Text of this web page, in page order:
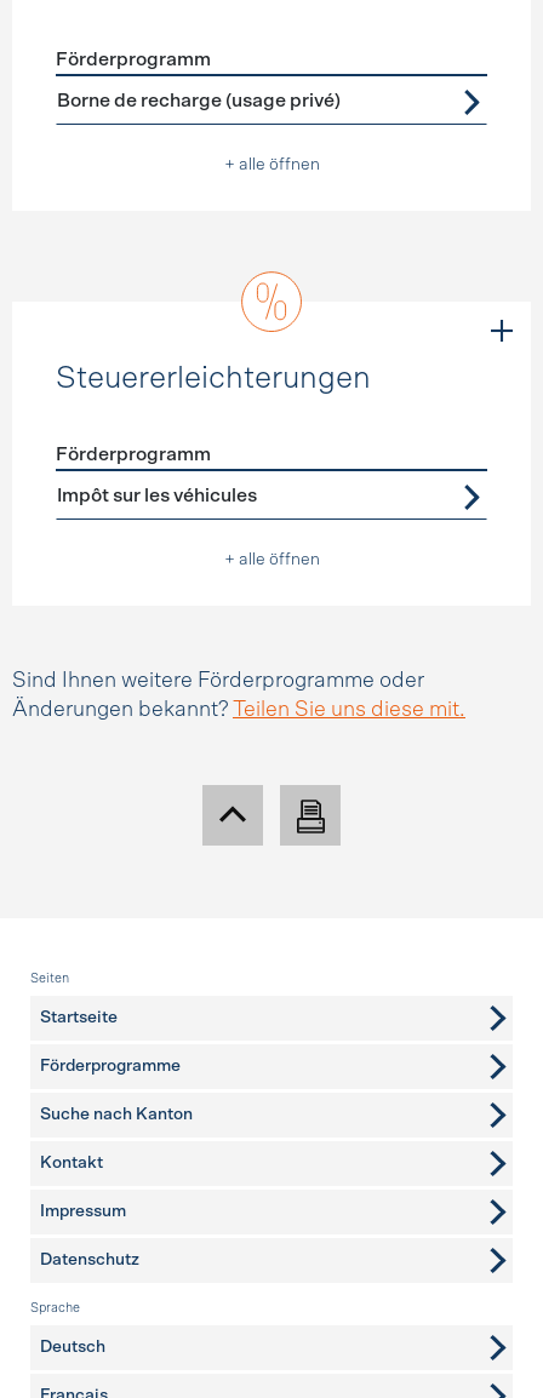
Förderprogramme Ladeinfrastruktur
Förderprogramm
Borne de recharge (usage privé)
+ alle öffnen
Steuererleichterungen
Förderprogramme Steuererleichterungen
Förderprogramm
Impôt sur les véhicules
+ alle öffnen
Sind Ihnen weitere Förderprogramme oder
Änderungen bekannt?
Teilen Sie uns diese mit.
Fusszeile
Seiten
Startseite
Förderprogramme
Suche nach Kanton
weitere Seiten
Kontakt
Impressum
Datenschutz
Sprache
Deutsch